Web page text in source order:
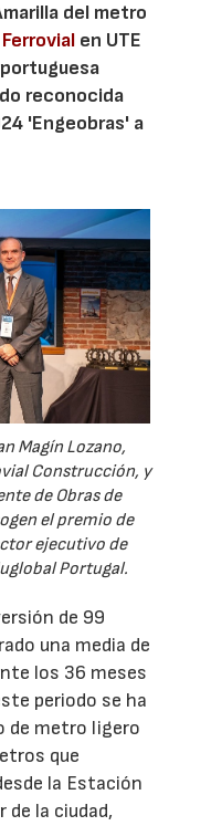
del metro
Ferrovial en UTE
reconocida
'Engeobras' a
Magín Lozano,
Construcción, y
de Obras de
el premio de
ejecutivo de
Portugal.
de 99
una media de
los 36 meses
periodo se ha
de metro ligero
que
la Estación
de la ciudad,